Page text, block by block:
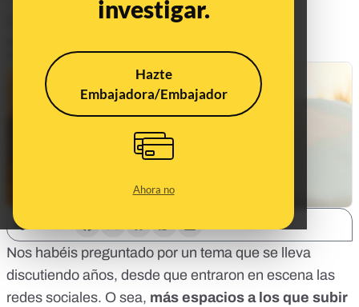
investigar.
Hazte
Embajadora/Embajador
Ahora no
Actualizado elOct 26, 2021, 9:23:00 AM
Nos habéis preguntado por un tema que se lleva
discutiendo años, desde que entraron en escena las
redes sociales. O sea, más espacios a los que subir